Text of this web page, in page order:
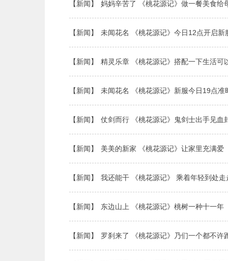
【新闻】 妈妈辛苦了 《桃花源记》做一餐美食给
【新闻】 未闻花名 《桃花源记》今日12点开启新
【新闻】 精灵乐章 《桃花源记》搭配一下生活可
【新闻】 未闻花名 《桃花源记》新服今日19点准
【新闻】 仗剑而行 《桃花源记》鬼剑士出手见血
【新闻】 美美的新家 《桃花源记》让家里充满爱
【新闻】 我还能干 《桃花源记》 乘着年轻到处走
【新闻】 东边山上 《桃花源记》桃树一种十一年
【新闻】 罗刹来了 《桃花源记》乃们一个都不许